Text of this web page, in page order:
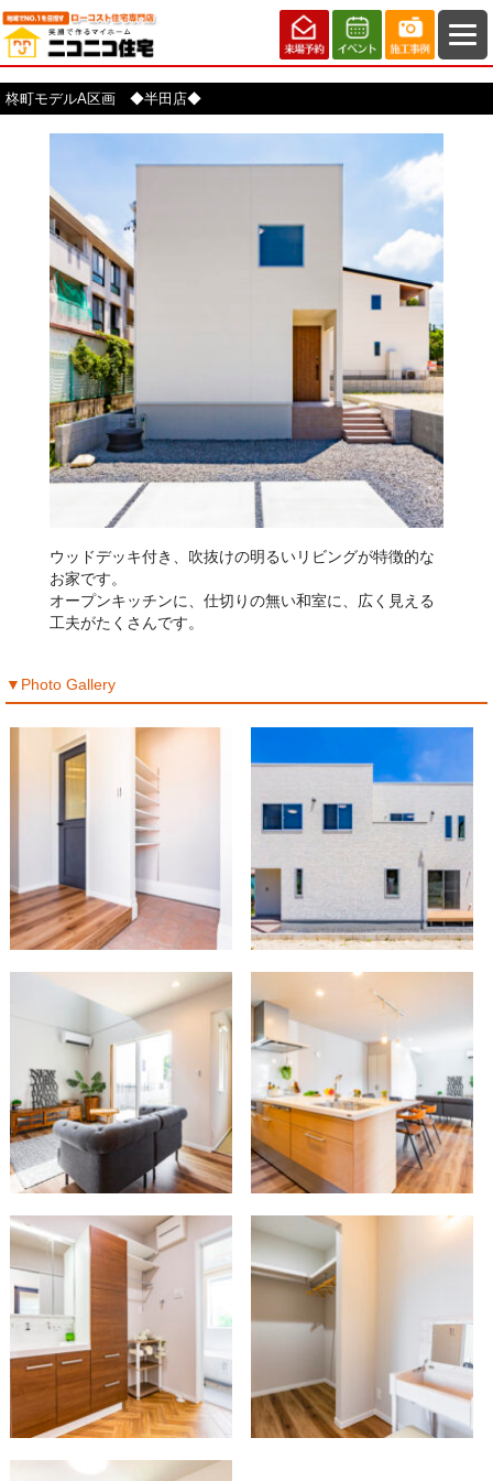
柊町モデルA区画 ◆半田店◆
ウッドデッキ付き、吹抜けの明るいリビングが特徴的な
お家です。
オープンキッチンに、仕切りの無い和室に、広く見える
工夫がたくさんです。
▼Photo Gallery